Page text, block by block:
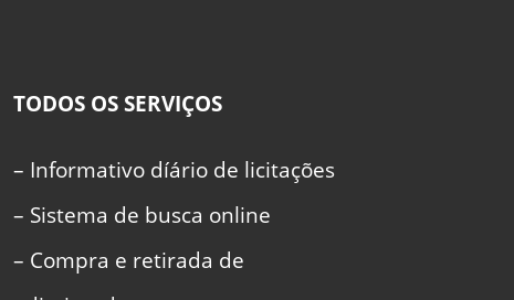
TODOS OS SERVIÇOS
– Informativo díário de licitações
– Sistema de busca online
– Compra e retirada de